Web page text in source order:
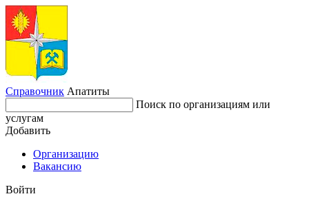
Справочник Апатиты
Поиск по организациям или
услугам
Добавить
Организацию
Вакансию
Войти